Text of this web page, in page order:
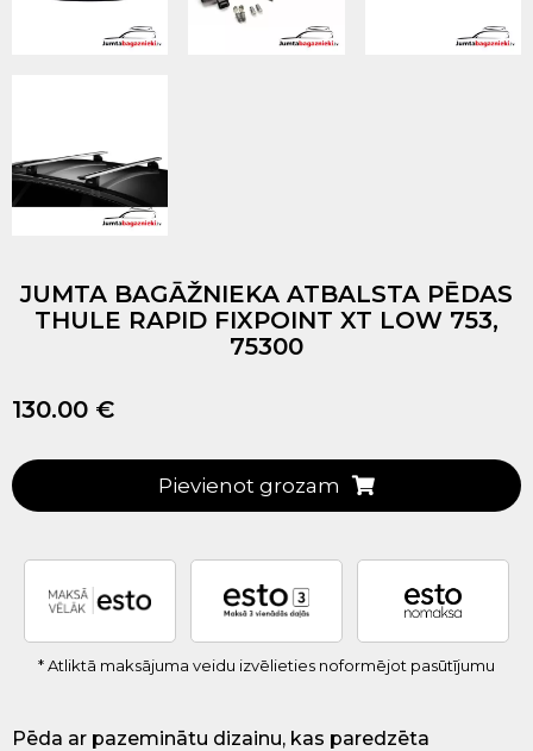
JUMTA BAGĀŽNIEKA ATBALSTA PĒDAS
THULE RAPID FIXPOINT XT LOW 753,
75300
130.00 €
Pievienot grozam
* Atliktā maksājuma veidu izvēlieties noformējot pasūtījumu
Pēda ar pazeminātu dizainu, kas paredzēta